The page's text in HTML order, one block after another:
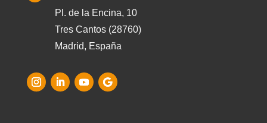
Pl. de la Encina, 10
Tres Cantos (28760)
Madrid, España